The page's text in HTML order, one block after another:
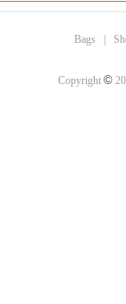
Bags
Copyright ©